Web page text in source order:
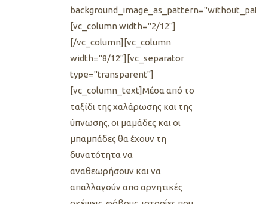
[vc_column width="2/12"]
[/vc_column][vc_column
width="8/12"][vc_separator
type="transparent"]
[vc_column_text]Μέσα από το
ταξίδι της χαλάρωσης και της
ύπνωσης, οι μαμάδες και οι
μπαμπάδες θα έχουν τη
δυνατότητα να
αναθεωρήσουν και να
απαλλαγούν απο αρνητικές